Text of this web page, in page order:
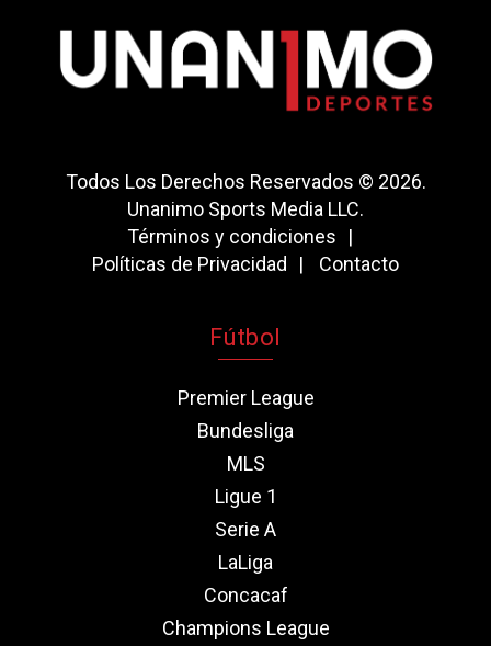
Todos Los Derechos Reservados © 2026.
Unanimo Sports Media LLC.
Términos y condiciones
Políticas de Privacidad
Contacto
Fútbol
Premier League
Bundesliga
MLS
Ligue 1
Serie A
LaLiga
Concacaf
Champions League